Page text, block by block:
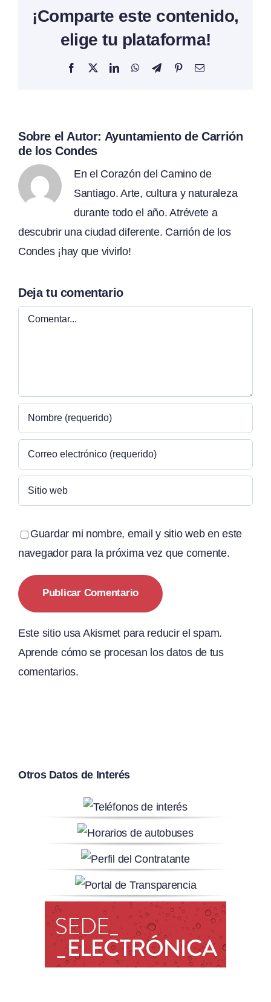
¡Comparte este contenido,
elige tu plataforma!
Facebook
X LinkedInWhatsAppTelegramPinterestCorreo
Sobre el Autor: Ayuntamiento de Carrión
de los Condes
En el Corazón del Camino de
Santiago. Arte, cultura y naturaleza
durante todo el año. Atrévete a
descubrir una ciudad diferente. Carrión de los
Condes ¡hay que vivirlo!
Deja tu comentario
Comentar
Guardar mi nombre, email y sitio web en este
navegador para la próxima vez que comente.
Este sitio usa Akismet para reducir el spam.
Aprende cómo se procesan los datos de tus
comentarios.
Otros Datos de Interés